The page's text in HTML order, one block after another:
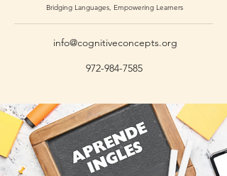
Bridging Languages, Empowering Learners
info@cognitiveconcepts.org
972-984-7585